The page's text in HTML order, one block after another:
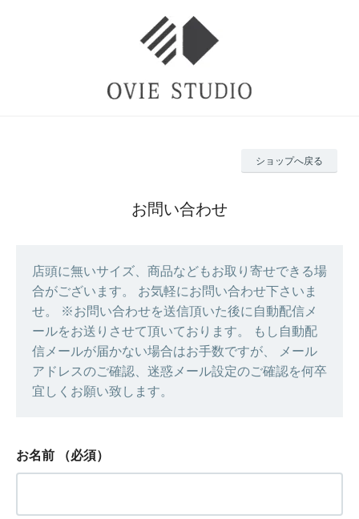
ショップへ戻る
お問い合わせ
店頭に無いサイズ、商品などもお取り寄せできる場
合がございます。 お気軽にお問い合わせ下さいま
せ。 ※お問い合わせを送信頂いた後に自動配信メ
ールをお送りさせて頂いております。 もし自動配
信メールが届かない場合はお手数ですが、 メール
アドレスのご確認、迷惑メール設定のご確認を何卒
宜しくお願い致します。
お名前 （必須）